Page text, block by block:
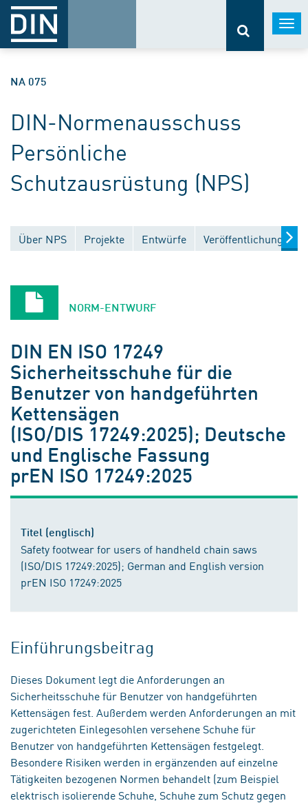
NA 075
DIN-Normenausschuss
Persönliche
Schutzausrüstung (NPS)
Über NPS Projekte Entwürfe Veröffentlichungen
NORM-ENTWURF
DIN EN ISO 17249
Sicherheitsschuhe für die
Benutzer von handgeführten
Kettensägen
(ISO/DIS 17249:2025); Deutsche
und Englische Fassung
prEN ISO 17249:2025
Titel (englisch)
Safety footwear for users of handheld chain saws
(ISO/DIS 17249:2025); German and English version
prEN ISO 17249:2025
Einführungsbeitrag
Dieses Dokument legt die Anforderungen an
Sicherheitsschuhe für Benutzer von handgeführten
Kettensägen fest. Außerdem werden Anforderungen an mit
zugerichteten Einlegesohlen versehene Schuhe für
Benutzer von handgeführten Kettensägen festgelegt.
Besondere Risiken werden in ergänzenden auf einzelne
Tätigkeiten bezogenen Normen behandelt (zum Beispiel
elektrisch isolierende Schuhe, Schuhe zum Schutz gegen